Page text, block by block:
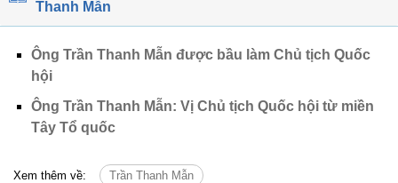
Thanh Mẫn
Ông Trần Thanh Mẫn được bầu làm Chủ tịch Quốc
hội
Ông Trần Thanh Mẫn: Vị Chủ tịch Quốc hội từ miền
Tây Tổ quốc
Xem thêm về: Trần Thanh Mẫn